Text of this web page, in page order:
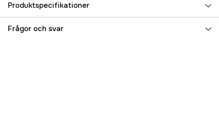
Produktspecifikationer
Referensnummer 3000034449
Frågor och svar